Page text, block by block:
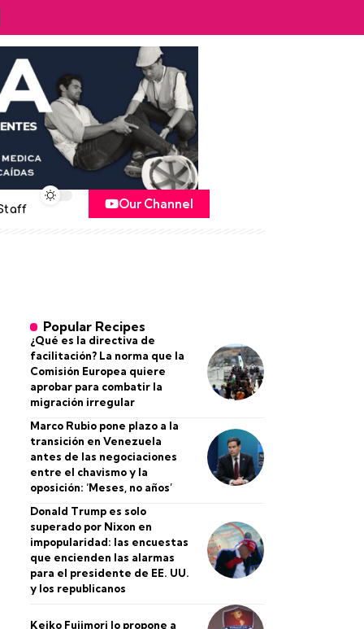
Our Channel
Popular Recipes
¿Qué es la directiva de
facilitación? La norma que la
Comisión Europea quiere
aprobar para combatir la
migración irregular
Marco Rubio pone plazo a la
transición en Venezuela
antes de las negociaciones
entre el chavismo y la
oposición: ‘Meses, no años’
Donald Trump es solo
superado por Nixon en
impopularidad: las encuestas
que encienden las alarmas
para el presidente de EE. UU.
y los republicanos
Keiko Fujimori lo propone a